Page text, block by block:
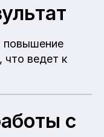
повышение
что ведет к
с